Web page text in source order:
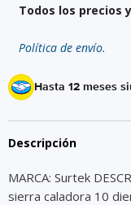
Todos los precios
Política de envío.
Hasta 12 meses
Descripción
MARCA: Surtek
sierra caladora 10